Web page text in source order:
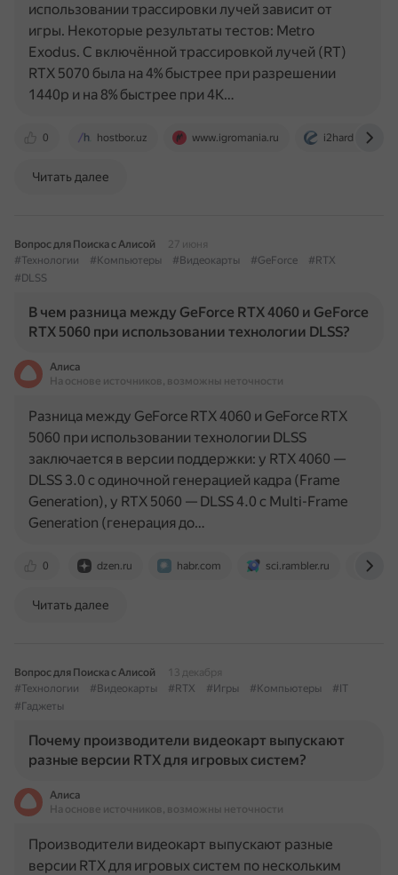
0 hostbor.uz www.igromania.ru i2hard.ru
использовании трассировки лучей зависит от
игры. Некоторые результаты тестов: Metro
Exodus. С включённой трассировкой лучей (RT)
RTX 5070 была на 4% быстрее при разрешении
1440p и на 8% быстрее при 4K…
Читать далее
Вопрос для Поиска с Алисой
27 июня
#Технологии
#Компьютеры #Видеокарты #GeForce
#RTX
#DLSS
В чем разница между GeForce RTX 4060 и GeForce
RTX 5060 при использовании технологии DLSS?
Алиса
На основе источников, возможны неточности
0 dzen.ru habr.com sci.rambler.ru
Разница между GeForce RTX 4060 и GeForce RTX
5060 при использовании технологии DLSS
заключается в версии поддержки: у RTX 4060 —
DLSS 3.0 с одиночной генерацией кадра (Frame
Generation), у RTX 5060 — DLSS 4.0 с Multi-Frame
Generation (генерация до…
Читать далее
Вопрос для Поиска с Алисой
13 декабря
#Технологии
#Видеокарты #RTX #Игры #Компьютеры
#IT
#Гаджеты
Почему производители видеокарт выпускают
разные версии RTX для игровых систем?
Алиса
На основе источников, возможны неточности
Производители видеокарт выпускают разные
версии RTX для игровых систем по нескольким